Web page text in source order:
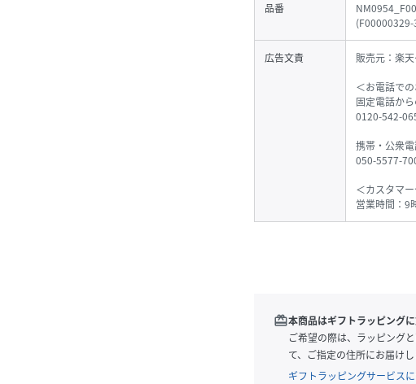
品番
(
広告文責
販売元：楽
＜お電話で
固定電話か
0120-542-
携帯・公衆
050-5577-
＜カスタマ
営業時間：9
redeem本商品はギフトラッピング
ご希望の際は、ラッピング
て、ご指定の住所にお届けし
ギフトラッピングサービス